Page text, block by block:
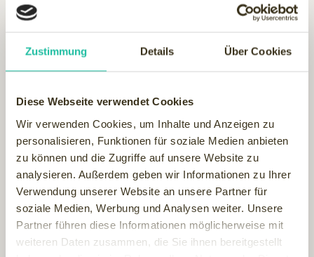
Zustimmung Details Über Cookies
Diese Webseite verwendet Cookies
Wir verwenden Cookies, um Inhalte und Anzeigen zu
personalisieren, Funktionen für soziale Medien anbieten
zu können und die Zugriffe auf unsere Website zu
analysieren. Außerdem geben wir Informationen zu Ihrer
Verwendung unserer Website an unsere Partner für
soziale Medien, Werbung und Analysen weiter. Unsere
Partner führen diese Informationen möglicherweise mit
weiteren Daten zusammen, die Sie ihnen bereitgestellt